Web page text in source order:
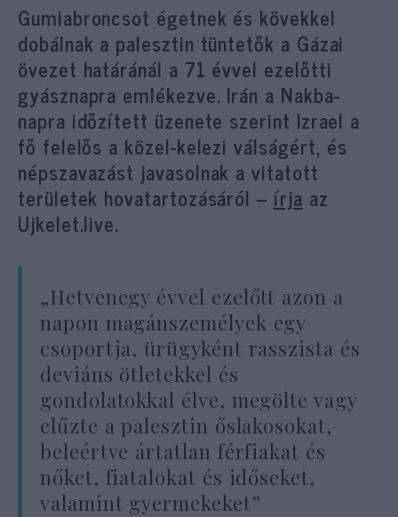
Gumiabroncsot égetnek és kövekkel
dobálnak a palesztin tüntetők a Gázai
övezet határánál a 71 évvel ezelőtti
gyásznapra emlékezve. Irán a Nakba-
napra időzített üzenete szerint Izrael a
fő felelős a közel-kelezi válságért, és
népszavazást javasolnak a vitatott
területek hovatartozásáról – írja az
Ujkelet.live.
„Hetvenegy évvel ezelőtt azon a
napon magánszemélyek egy
csoportja, ürügyként rasszista és
deviáns ötletekkel és
gondolatokkal élve, megölte vagy
elűzte a palesztin őslakosokat,
beleértve ártatlan férfiakat és
nőket, fiatalokat és időseket,
valamint gyermekeket”